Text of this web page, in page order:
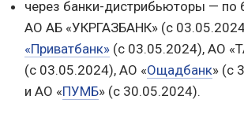
через банки-дистрибьюторы — по
АО АБ «УКРГАЗБАНК» (с
«Приватбанк» (с 03.05.2024), АО
(с 03.05.2024), АО «Ощадбанк» (с
и АО «ПУМБ» (с 30.05.2024).